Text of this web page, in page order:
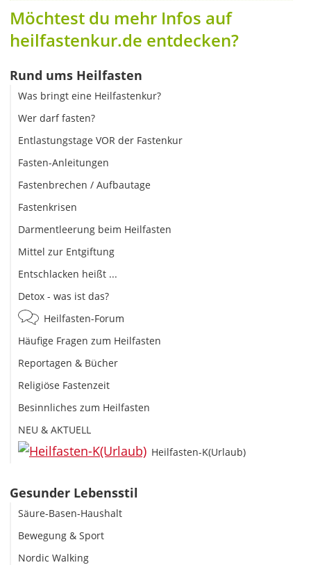
Möchtest du mehr Infos auf
heilfastenkur.de entdecken?
Rund ums Heilfasten
Was bringt eine Heilfastenkur?
Wer darf fasten?
Entlastungstage VOR der Fastenkur
Fasten-Anleitungen
Fastenbrechen / Aufbautage
Fastenkrisen
Darmentleerung beim Heilfasten
Mittel zur Entgiftung
Entschlacken heißt ...
Detox - was ist das?
Heilfasten-Forum
Häufige Fragen zum Heilfasten
Reportagen & Bücher
Religiöse Fastenzeit
Besinnliches zum Heilfasten
NEU & AKTUELL
Heilfasten-K(Urlaub)
Gesunder Lebensstil
Säure-Basen-Haushalt
Bewegung & Sport
Nordic Walking